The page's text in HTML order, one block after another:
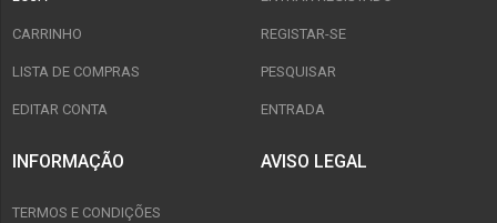
CARRINHO
LISTA DE COMPRAS
EDITAR CONTA
REGISTAR-SE
PESQUISAR
ENTRADA
INFORMAÇÃO
TERMOS E CONDIÇÕES
AVISO LEGAL